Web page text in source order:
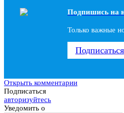
Подпишись на
Только важные
Подписаться
Открыть комментарии
Подписаться
авторизуйтесь
Уведомить о